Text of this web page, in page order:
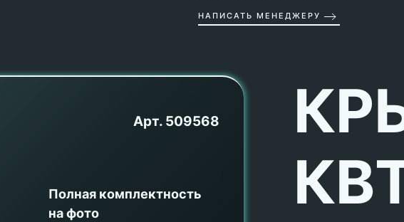
НАПИСАТЬ МЕНЕДЖЕРУ
Арт. 509568
Полная комплектность
на фото